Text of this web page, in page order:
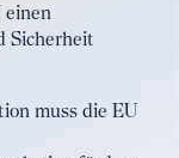
einen
Sicherheit
muss die EU